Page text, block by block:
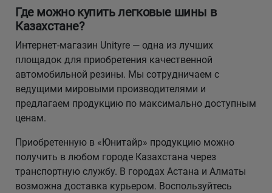
Где можно купить легковые шины в
Казахстане?
Интернет-магазин Unityre — одна из лучших
площадок для приобретения качественной
автомобильной резины. Мы сотрудничаем с
ведущими мировыми производителями и
предлагаем продукцию по максимально доступным
ценам.
Приобретенную в «Юнитайр» продукцию можно
получить в любом городе Казахстана через
транспортную службу. В городах Астана и Алматы
возможна доставка курьером. Воспользуйтесь